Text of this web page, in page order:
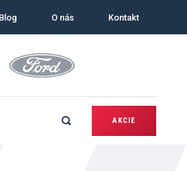
Blog O nás Kontakt
AKCIE